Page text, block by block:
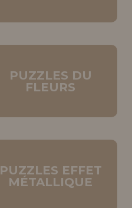
PUZZLES DU
FLEURS
PUZZLES EFFET
MÉTALLIQUE